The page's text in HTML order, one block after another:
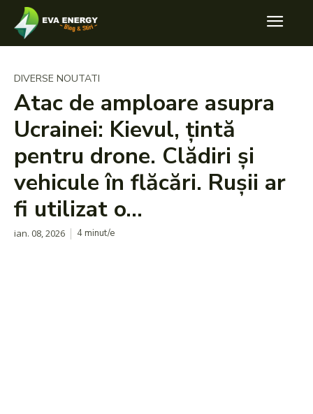
DIVERSE NOUTATI
Atac de amploare asupra
Ucrainei: Kievul, țintă
pentru drone. Clădiri și
vehicule în flăcări. Rușii ar
fi utilizat o…
ian. 08, 2026 4minut/e